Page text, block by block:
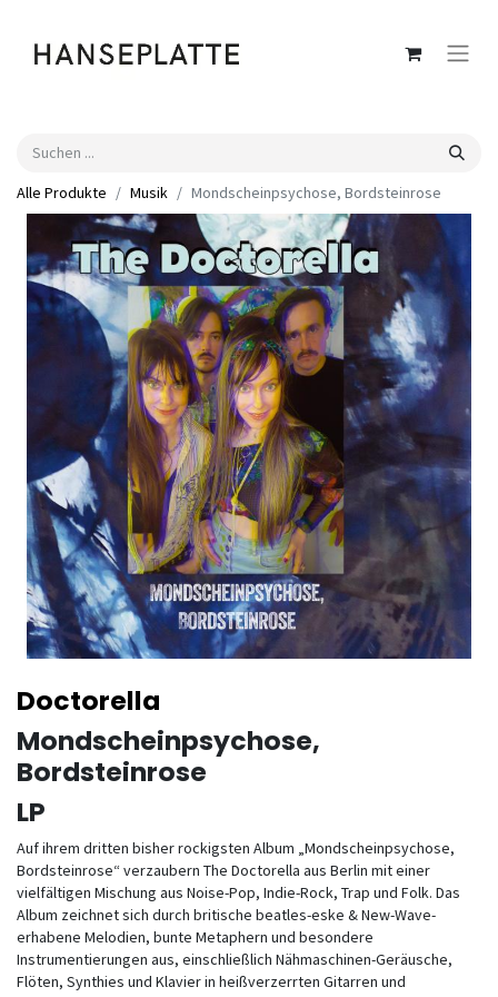
Alle Produkte Musik Mondscheinpsychose, Bordsteinrose
Doctorella
Mondscheinpsychose,
Bordsteinrose
LP
Auf ihrem dritten bisher rockigsten Album „Mondscheinpsychose,
Bordsteinrose“ verzaubern The Doctorella aus Berlin mit einer
vielfältigen Mischung aus Noise-Pop, Indie-Rock, Trap und Folk. Das
Album zeichnet sich durch britische beatles-eske & New-Wave-
erhabene Melodien, bunte Metaphern und besondere
Instrumentierungen aus, einschließlich Nähmaschinen-Geräusche,
Flöten, Synthies und Klavier in heißverzerrten Gitarren und